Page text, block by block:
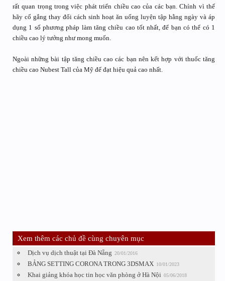
rất quan trọng trong việc phát triển chiều cao của các bạn. Chính vì thế
hãy cố gắng thay đổi cách sinh hoạt ăn uống luyện tập hằng ngày và áp
dụng 1 số phương pháp làm tăng chiều cao tốt nhất, để bạn có thể có 1
chiều cao lý tưởng như mong muốn.
Ngoài những bài tập tăng chiều cao các bạn nên kết hợp với thuốc tăng
chiều cao Nubest Tall của Mỹ để đạt hiệu quả cao nhất.
Xem thêm các chủ đề cùng chuyên mục
Dịch vụ dịch thuật tại Đà Nẵng 20/01/2016
BẢNG SETTING CORONA TRONG 3DSMAX 10/01/2023
Khai giảng khóa học tin học văn phòng ở Hà Nội 05/06/2018